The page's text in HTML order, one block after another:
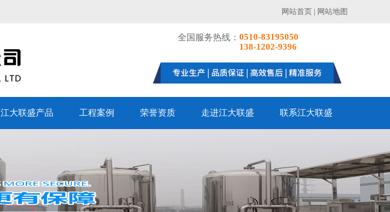
网站首页 | 网站地图
全国服务热线： 0510-83195050
138-1202-9396
江大联盛产品 工程案例 荣誉资质 走进江大联盛 联系江大联盛